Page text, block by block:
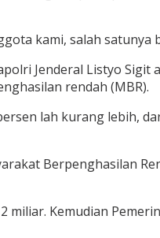
kami, salah satunya
Jenderal Listyo Sigit
rendah (MBR).
lah kurang lebih,
Berpenghasilan
Kemudian